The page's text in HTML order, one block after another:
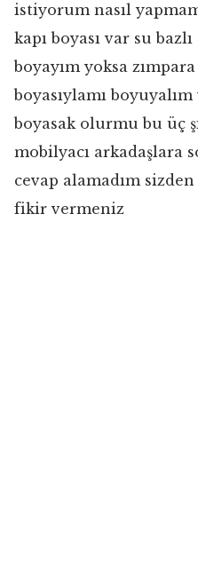
istiyorum nasıl
kapı boyası var su
boyayım yoksa
boyasıylamı
boyasak olurmu bu üç
mobilyacı arkadaşlara
cevap alamadım
fikir vermeniz